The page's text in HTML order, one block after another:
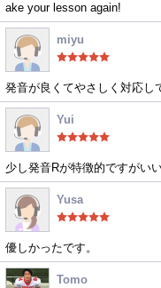
ake your lesson again!
miyu
発音が良くてやさしく対応し
Yui
少し発音Rが特徴的ですがい
Yusa
優しかったです。
Tomo